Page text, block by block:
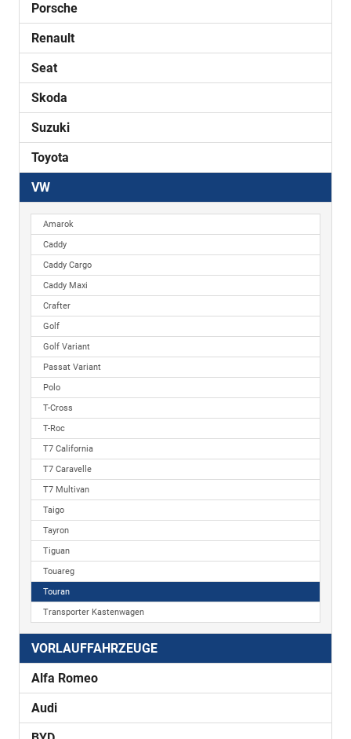
Porsche
Renault
Seat
Skoda
Suzuki
Toyota
VW
Amarok
Caddy
Caddy Cargo
Caddy Maxi
Crafter
Golf
Golf Variant
Passat Variant
Polo
T-Cross
T-Roc
T7 California
T7 Caravelle
T7 Multivan
Taigo
Tayron
Tiguan
Touareg
Touran
Transporter Kastenwagen
VORLAUFFAHRZEUGE
Alfa Romeo
Audi